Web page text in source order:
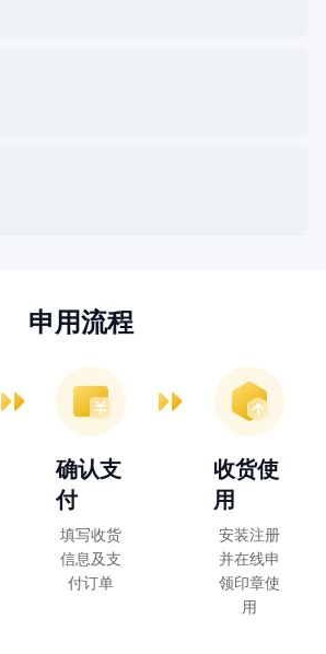
申用流程
确认支
付
填写收货
信息及支
付订单
收货使
用
安装注册
并在线申
领印章使
用